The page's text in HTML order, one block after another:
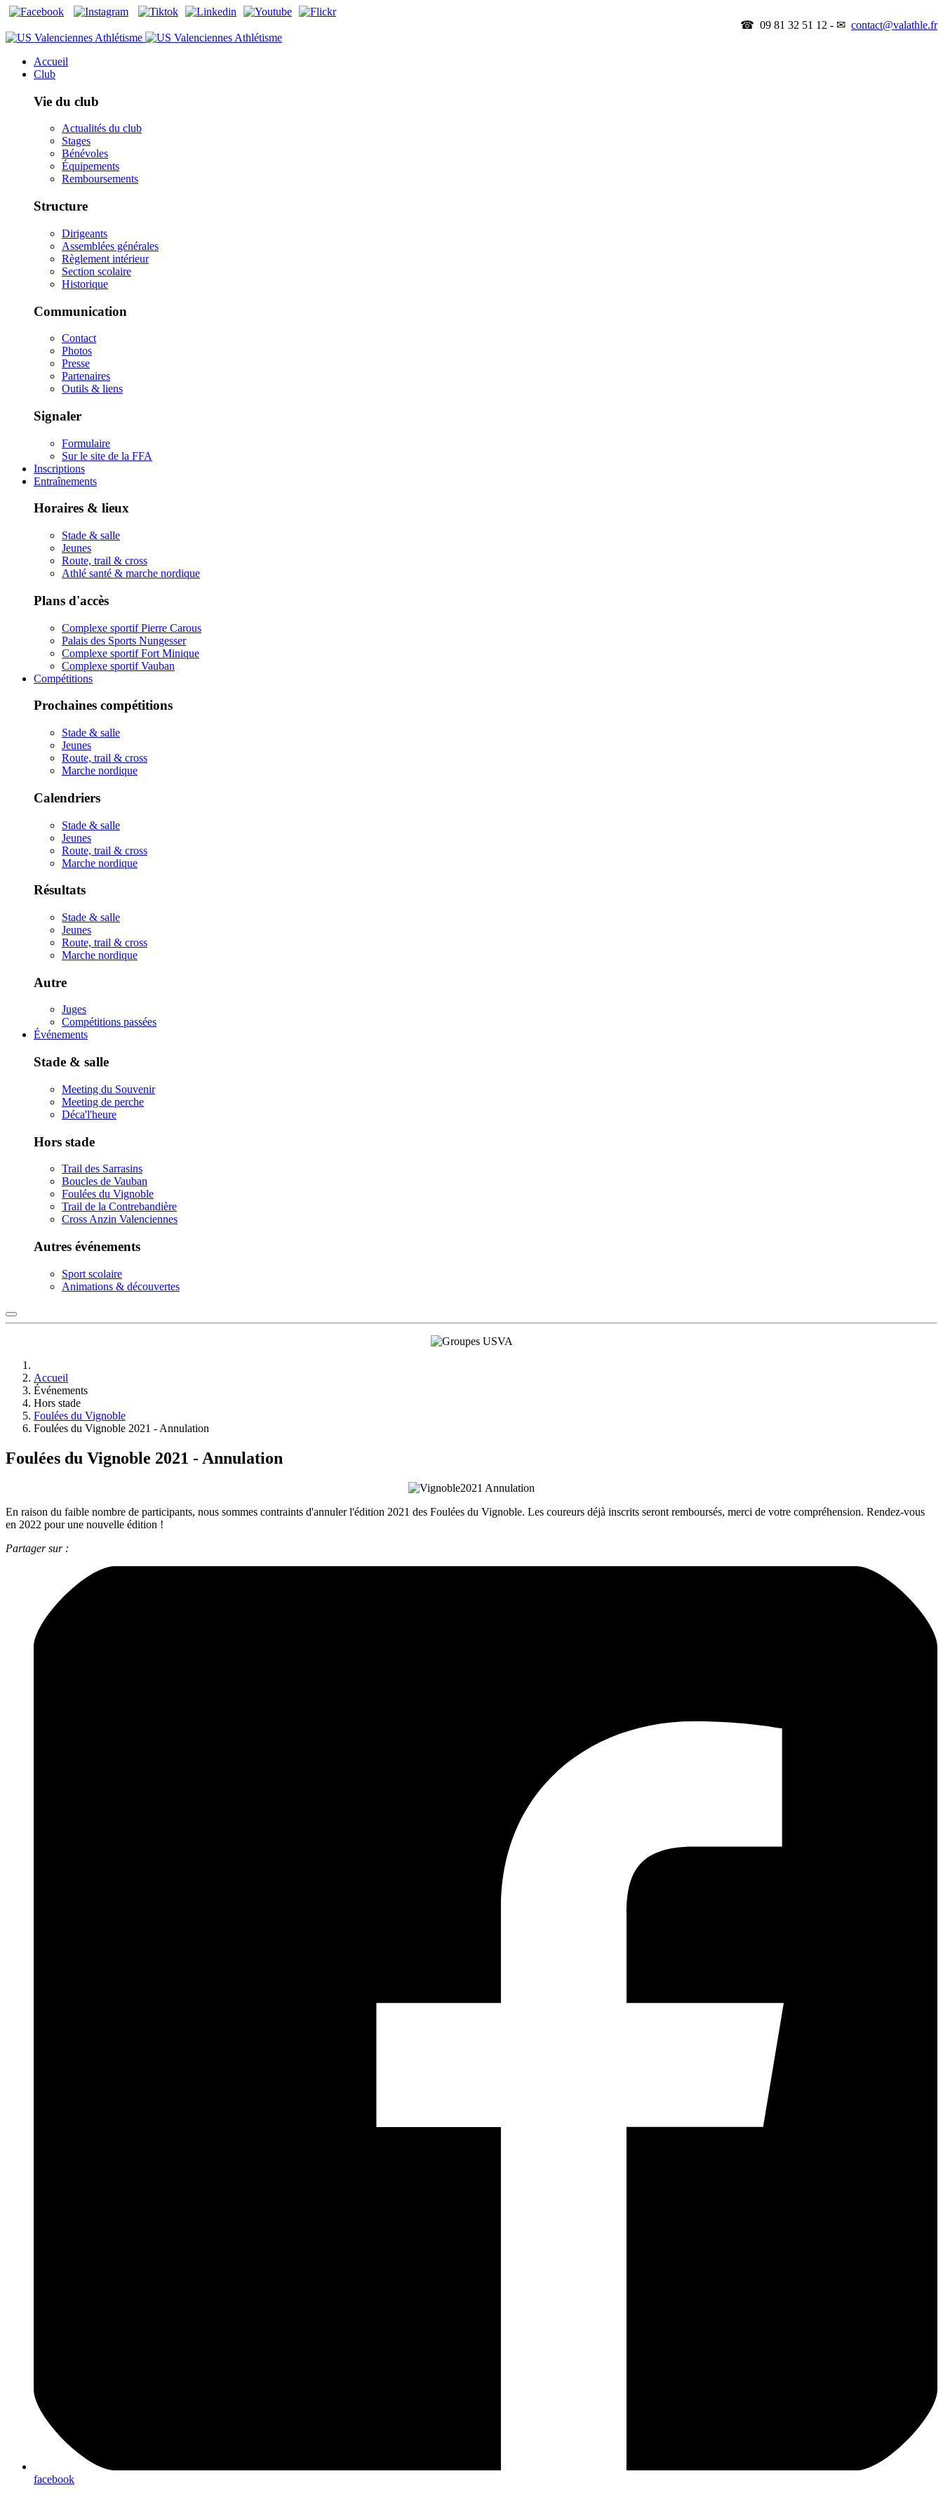
☎ 09 81 32 51 12 - ✉ contact@valathle.fr
Accueil
Club
Vie du club
Actualités du club
Stages
Bénévoles
Équipements
Remboursements
Structure
Dirigeants
Assemblées générales
Règlement intérieur
Section scolaire
Historique
Communication
Contact
Photos
Presse
Partenaires
Outils & liens
Signaler
Formulaire
Sur le site de la FFA
Inscriptions
Entraînements
Horaires & lieux
Stade & salle
Jeunes
Route, trail & cross
Athlé santé & marche nordique
Plans d'accès
Complexe sportif Pierre Carous
Palais des Sports Nungesser
Complexe sportif Fort Minique
Complexe sportif Vauban
Compétitions
Prochaines compétitions
Stade & salle
Jeunes
Route, trail & cross
Marche nordique
Calendriers
Stade & salle
Jeunes
Route, trail & cross
Marche nordique
Résultats
Stade & salle
Jeunes
Route, trail & cross
Marche nordique
Autre
Juges
Compétitions passées
Événements
Stade & salle
Meeting du Souvenir
Meeting de perche
Déca'l'heure
Hors stade
Trail des Sarrasins
Boucles de Vauban
Foulées du Vignoble
Trail de la Contrebandière
Cross Anzin Valenciennes
Autres événements
Sport scolaire
Animations & découvertes
Accueil
Événements
Hors stade
Foulées du Vignoble
Foulées du Vignoble 2021 - Annulation
Foulées du Vignoble 2021 - Annulation
En raison du faible nombre de participants, nous sommes contraints d'annuler l'édition 2021 des Foulées du Vignoble. Les coureurs déjà inscrits seront remboursés, merci de votre compréhension. Rendez-vous
en 2022 pour une nouvelle édition !
Partager sur :
facebook